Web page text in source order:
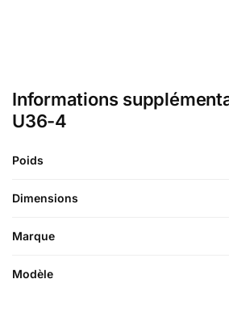
Informations
U36-4
Poids
Dimensions
Marque
Modèle